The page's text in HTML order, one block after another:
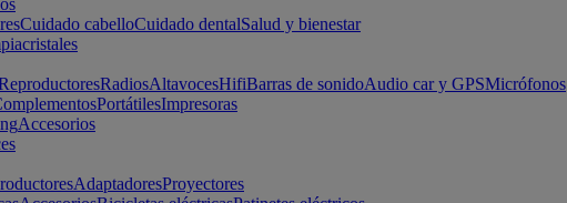
Cuidado cabelloCuidado dentalSalud y bienestar
RadiosAltavocesHifiBarras de sonidoAudio car y GPSMicrófonos
PortátilesImpresoras
Accesorios
AdaptadoresProyectores